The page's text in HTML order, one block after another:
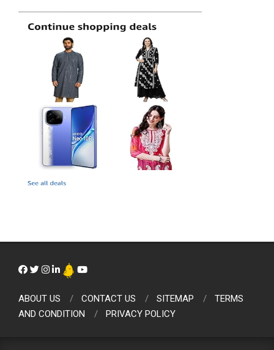
ABOUT US CONTACT US SITEMAP
TERMS
AND CONDITION
PRIVACY POLICY